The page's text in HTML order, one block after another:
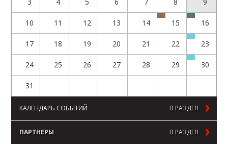
10 11 12 13 14 15 16
17 18 19 20 21 22 23
24 25 26 27 28 29 30
31
КАЛЕНДАРЬ СОБЫТИЙ В РАЗДЕЛ
ПАРТНЕРЫ В РАЗДЕЛ